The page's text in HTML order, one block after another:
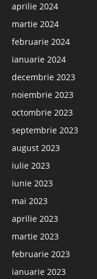
aprilie 2024
martie 2024
februarie 2024
ianuarie 2024
decembrie 2023
noiembrie 2023
octombrie 2023
septembrie 2023
august 2023
iulie 2023
iunie 2023
mai 2023
aprilie 2023
martie 2023
februarie 2023
ianuarie 2023